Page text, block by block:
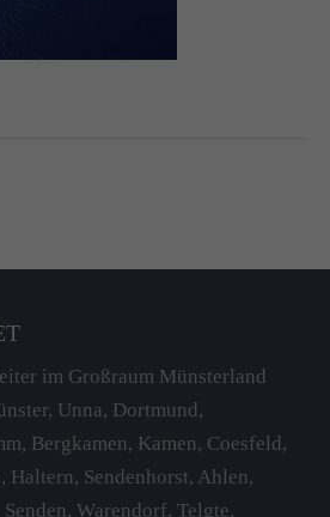
im Großraum Münsterland
Unna, Dortmund,
Bergkamen, Kamen, Coesfeld,
Sendenhorst, Ahlen,
Warendorf, Telgte,